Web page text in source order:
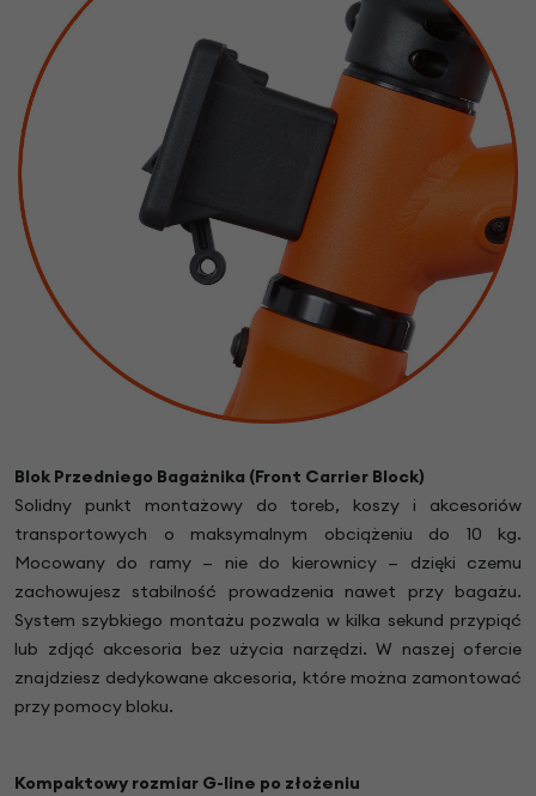
Blok Przedniego Bagażnika (Front Carrier Block)
Solidny punkt montażowy do toreb, koszy i akcesoriów
transportowych o maksymalnym obciążeniu do 10 kg.
Mocowany do ramy — nie do kierownicy — dzięki czemu
zachowujesz stabilność prowadzenia nawet przy bagażu.
System szybkiego montażu pozwala w kilka sekund przypiąć
lub zdjąć akcesoria bez użycia narzędzi. W naszej ofercie
znajdziesz dedykowane akcesoria, które można zamontować
przy pomocy bloku.
Kompaktowy rozmiar G-line po złożeniu